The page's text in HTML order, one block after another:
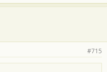
фильтрами, а есть ещё и
нужно менять.
что необязательно
с ума сходите как
то одно и то же...
#715